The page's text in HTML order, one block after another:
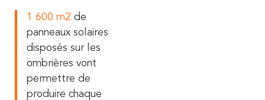
1 600 m2 de
panneaux solaires
disposés sur les
ombrières vont
permettre de
produire chaque